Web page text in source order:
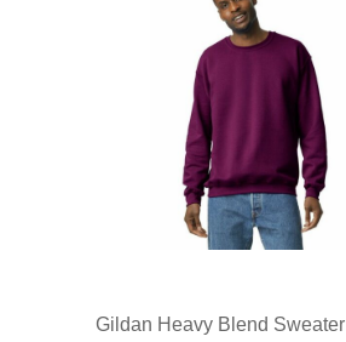
Gildan Heavy Blend Sweater